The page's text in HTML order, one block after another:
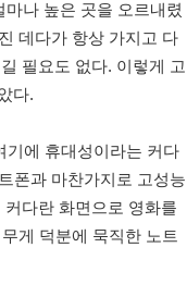
나 높은 곳을 오르내렸
데다가 항상 가지고 다
필요도 없다. 이렇게 고
다.
기에 휴대성이라는 커다
폰과 마찬가지로 고성능
다란 화면으로 영화를
게 덕분에 묵직한 노트